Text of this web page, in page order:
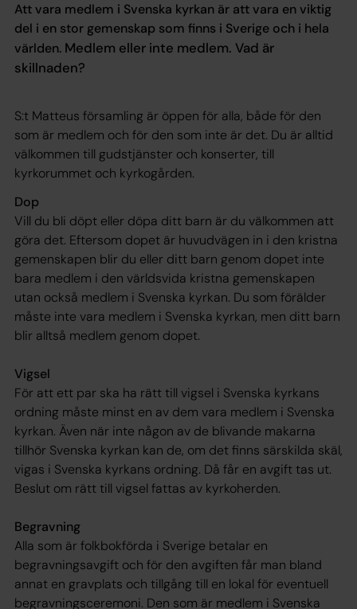
Att vara medlem i Svenska kyrkan är att vara en viktig
del i en stor gemenskap som finns i Sverige och i hela
världen. Medlem eller inte medlem. Vad är
skillnaden?
S:t Matteus församling är öppen för alla, både för den
som är medlem och för den som inte är det. Du är alltid
välkommen till gudstjänster och konserter, till
kyrkorummet och kyrkogården.
Dop
Vill du bli döpt eller döpa ditt barn är du välkommen att
göra det. Eftersom dopet är huvudvägen in i den kristna
gemenskapen blir du eller ditt barn genom dopet inte
bara medlem i den världsvida kristna gemenskapen
utan också medlem i Svenska kyrkan. Du som förälder
måste inte vara medlem i Svenska kyrkan, men ditt barn
blir alltså medlem genom dopet.
Vigsel
För att ett par ska ha rätt till vigsel i Svenska kyrkans
ordning måste minst en av dem vara medlem i Svenska
kyrkan. Även när inte någon av de blivande makarna
tillhör Svenska kyrkan kan de, om det finns särskilda skäl,
vigas i Svenska kyrkans ordning. Då får en avgift tas ut.
Beslut om rätt till vigsel fattas av kyrkoherden.
Begravning
Alla som är folkbokförda i Sverige betalar en
begravningsavgift och för den avgiften får man bland
annat en gravplats och tillgång till en lokal för eventuell
begravningsceremoni. Den som är medlem i Svenska